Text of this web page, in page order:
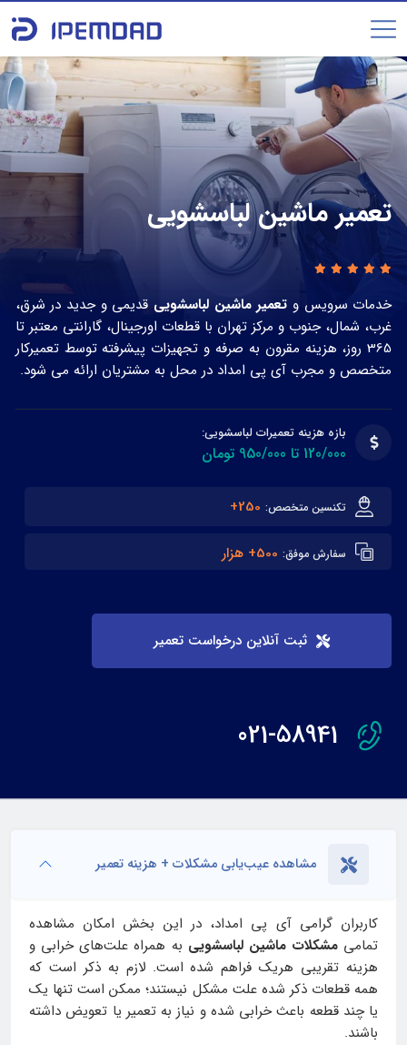
تعمیر ماشین لباسشویی
خدمات سرویس و تعمیر ماشین لباسشویی قدیمی و جدید در شرق،
غرب، شمال، جنوب و مرکز تهران با قطعات اورجینال، گارانتی معتبر تا
365 روز، هزینه مقرون به‌ صرفه و تجهیزات پیشرفته توسط تعمیرکار
متخصص و مجرب آی پی امداد در محل به مشتریان ارائه می شود.
بازه هزینه تعمیرات لباسشویی:
120/000 تا 950/000 تومان
تکنسین متخصص: 250+
سفارش موفق: 500+ هزار
ثبت آنلاین درخواست تعمیر
021-58941
مشاهده عیب‌یابی مشکلات + هزینه تعمیر
کاربران گرامی آی‌ پی امداد، در این بخش امکان مشاهده
تمامیمشکلات ماشین لباسشویی به همراه علت‌های خرابی و
هزینه تقریبی هریک فراهم شده است. لازم به ذکر است که
همه قطعات ذکر شده علت مشکل نیستند؛ ممکن است تنها یک
یا چند قطعه باعث خرابی شده و نیاز به تعمیر یا تعویض داشته
باشند.